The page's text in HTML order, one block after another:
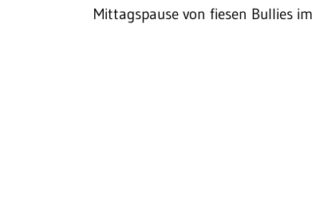
Mittagspause von fiesen Bullies